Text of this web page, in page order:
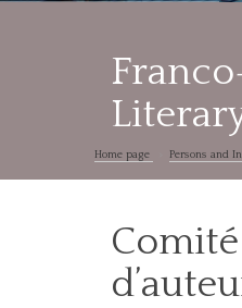
Home page Persons and